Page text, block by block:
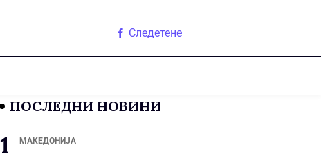
Следетене
ПОСЛЕДНИ НОВИНИ
МАКЕДОНИЈА